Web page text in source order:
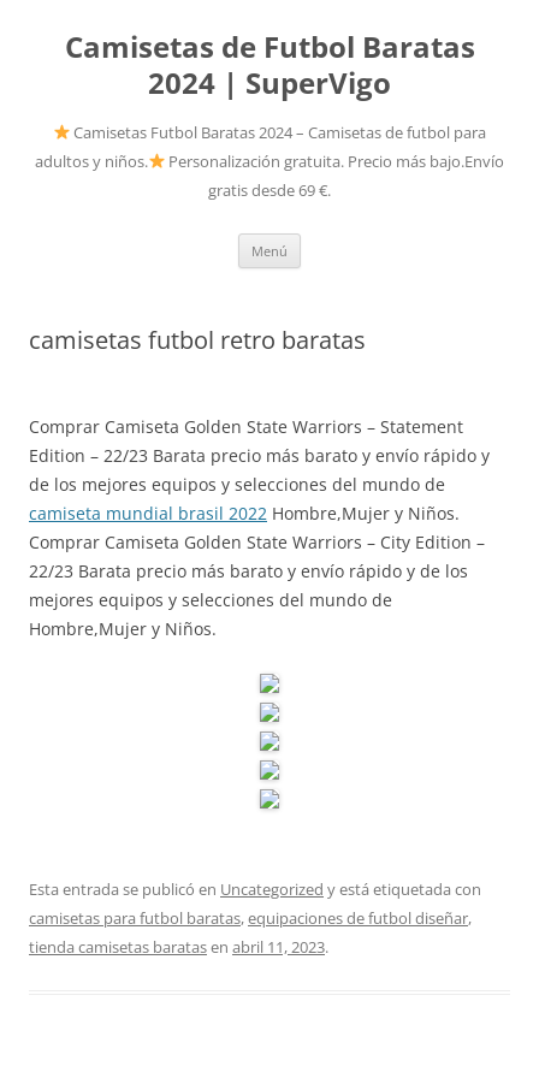
Camisetas de Futbol Baratas
2024 | SuperVigo
Camisetas Futbol Baratas 2024 – Camisetas de futbol para
adultos y niños.
Personalización gratuita. Precio más bajo.Envío
gratis desde 69 €.
Menú
camisetas futbol retro baratas
Comprar Camiseta Golden State Warriors – Statement
Edition – 22/23 Barata precio más barato y envío rápido y
de los mejores equipos y selecciones del mundo de
camiseta mundial brasil 2022 Hombre,Mujer y Niños.
Comprar Camiseta Golden State Warriors – City Edition –
22/23 Barata precio más barato y envío rápido y de los
mejores equipos y selecciones del mundo de
Hombre,Mujer y Niños.
Esta entrada se publicó en Uncategorized y está etiquetada con
camisetas para futbol baratas,equipaciones de futbol diseñar,
tienda camisetas baratasen abril 11, 2023.